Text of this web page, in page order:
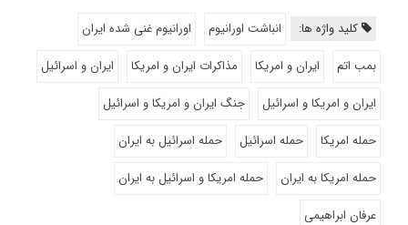
کلید واژه ها: انباشت اورانیوم
اورانیوم غنی شده ایران
بمب اتم
ایران و امریکا مذاکرات ایران و امریکا
ایران و اسرائیل
ایران و امریکا و اسرائیل
جنگ ایران و امریکا و اسرائیل
حمله امریکا
حمله اسرائیل
حمله اسرائیل به ایران
حمله امریکا به ایران
حمله امریکا و اسرائیل به ایران
عرفان ابراهیمی